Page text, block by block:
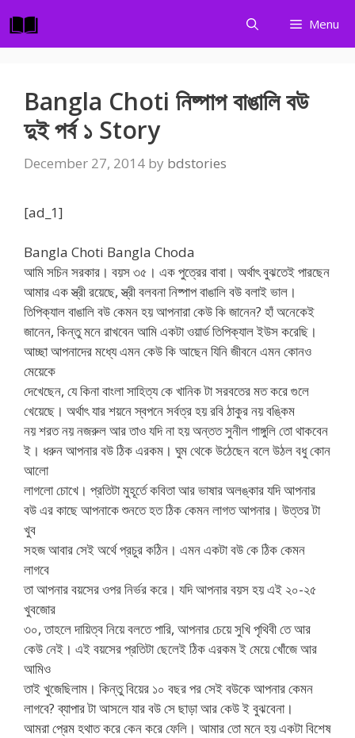
to
content
Menu
Bangla Choti নিষ্পাপ বাঙালি বউ
দুই পর্ব ১ Story
December 27, 2014 by bdstories
[ad_1]
Bangla Choti Bangla Choda
আমি সচিন সরকার। বয়স ৩৫। এক পুত্রের বাবা। অর্থাৎ বুঝতেই পারছেন
আমার এক স্ত্রী রয়েছে, স্ত্রী বলবনা নিষ্পাপ বাঙালি বউ বলাই ভাল।
তিপিক্যাল বাঙালি বউ কেমন হয় আপনারা কেউ কি জানেন? হাঁ অনেকেই
জানেন, কিন্তু মনে রাখবেন আমি একটা ওয়ার্ড তিপিক্যাল ইউস করেছি।
আচ্ছা আপনাদের মধ্যে এমন কেউ কি আছেন যিনি জীবনে এমন কোনও
মেয়েকে
দেখেছেন, যে কিনা বাংলা সাহিত্য কে খানিক টা সরবতের মত করে গুলে
খেয়েছে। অর্থাৎ যার শয়নে স্বপনে সর্বত্র হয় রবি ঠাকুর নয় বঙ্কিম
নয় শরত নয় নজরুল আর তাও যদি না হয় অন্তত সুনীল গাঙ্গুলি তো থাকবেন
ই। ধরুন আপনার বউ ঠিক এরকম। ঘুম থেকে উঠেছেন বলে উঠল বধু কোন
আলো
লাগলো চোখে। প্রতিটা মুহূর্তে কবিতা আর ভাষার অলঙ্কার যদি আপনার
বউ এর কাছে আপনাকে শুনতে হত ঠিক কেমন লাগত আপনার। উত্তর টা
খুব
সহজ আবার সেই অর্থে প্রচুর কঠিন। এমন একটা বউ কে ঠিক কেমন
লাগবে
তা আপনার বয়সের ওপর নির্ভর করে। যদি আপনার বয়স হয় এই ২০-২৫
খুবজোর
৩০, তাহলে দায়িত্ব নিয়ে বলতে পারি, আপনার চেয়ে সুখি পৃথিবী তে আর
কেউ নেই। এই বয়সের প্রতিটা ছেলেই ঠিক এরকম ই মেয়ে খোঁজে আর
আমিও
তাই খুজেছিলাম। কিন্তু বিয়ের ১০ বছর পর সেই বউকে আপনার কেমন
লাগবে? ব্যাপার টা আসলে যার বউ সে ছাড়া আর কেউ ই বুঝবেনা।
আমরা প্রেম হথাত করে কেন করে ফেলি। আমার তো মনে হয় একটা বিশেষ